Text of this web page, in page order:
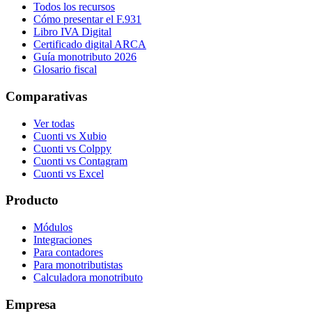
Todos los recursos
Cómo presentar el F.931
Libro IVA Digital
Certificado digital ARCA
Guía monotributo 2026
Glosario fiscal
Comparativas
Ver todas
Cuonti vs Xubio
Cuonti vs Colppy
Cuonti vs Contagram
Cuonti vs Excel
Producto
Módulos
Integraciones
Para contadores
Para monotributistas
Calculadora monotributo
Empresa